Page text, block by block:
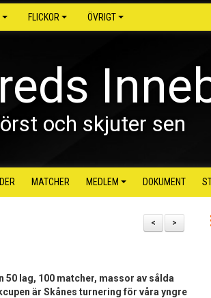
FLICKOR ÖVRIGT
och skjuter sen
MATCHER MEDLEM DOKUMENT
>
<
50 lag, 100 matcher, massor av sålda
är Skånes turnering för våra yngre